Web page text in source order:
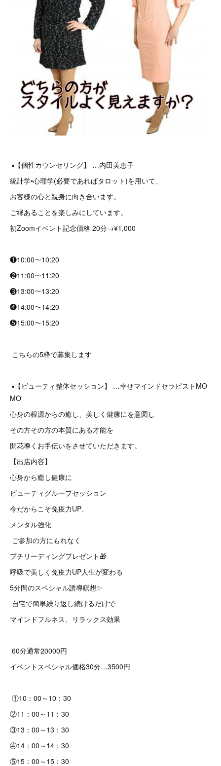
▪️【個性カウンセリング】 …内田美恵子
統計学•心理学(必要であればタロット)を用いて、
お客様の心と親身に向き合います。
ご縁あることを楽しみにしています。
初Zoomイベント記念価格 20分→¥1,000
❶10:00〜10:20
❷11:00〜11:20
❸13:00〜13:20
❹14:00〜14:20
❺15:00〜15:20
こちらの5枠で募集します
▪️【ビューティ整体セッション】 …幸せマインドセラピストMO
MO
心身の根源からの癒し、美しく健康にを意図し
その方その方の本質にある才能を
開花導くお手伝いをさせていただきます。
【出店内容】
心身から癒し健康に
ビューティグループセッション
今だからこそ免疫力UP、
メンタル強化
ご参加の方にもれなく
プチリーディングプレゼント🎁
呼吸で美しく免疫力UP人生が変わる
5分間のスペシャル誘導瞑想✨
自宅で簡単繰り返し続けるだけで
マインドフルネス、リラックス効果
60分通常20000円
イベントスペシャル価格30分…3500円
①10：00～10：30
②11：00～11：30
③13：00～13：30
④14：00～14：30
⑤15：00～15：30